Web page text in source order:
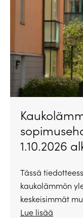
1.10.2026
Tässä
kaukolämmön
keskeisimmät
Lue lisää